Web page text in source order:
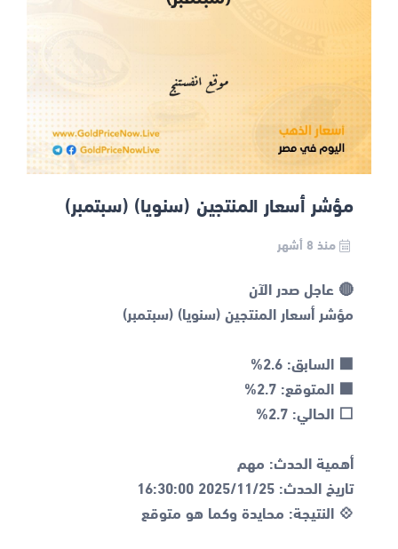
مؤشر أسعار المنتجين (سنويا) (سبتمبر)
منذ 8 أشهر
💠 النتيجة: محايدة وكما هو متوقع